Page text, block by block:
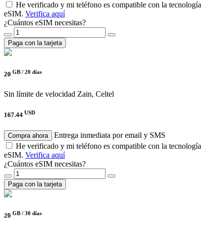
He verificado y mi teléfono es compatible con la tecnología
eSIM. Verifica aquí
¿Cuántos eSIM necesitas?
Paga con la tarjeta
20 GB / 20 días
Sin límite de velocidad Zain, Celtel
167.44 USD
Compra ahora
Entrega inmediata por email y SMS
He verificado y mi teléfono es compatible con la tecnología
eSIM. Verifica aquí
¿Cuántos eSIM necesitas?
Paga con la tarjeta
20 GB / 30 días